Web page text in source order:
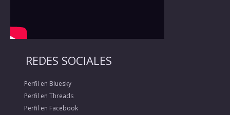
REDES SOCIALES
Perfil en Bluesky
Perfil en Threads
Perfil en Facebook